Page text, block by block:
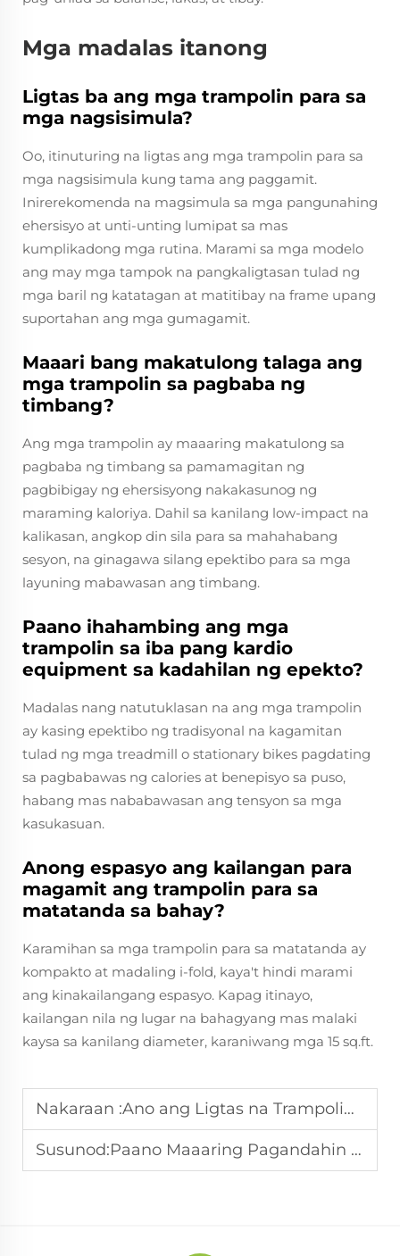
Mga madalas itanong
Ligtas ba ang mga trampolin para sa
mga nagsisimula?
Oo, itinuturing na ligtas ang mga trampolin para sa
mga nagsisimula kung tama ang paggamit.
Inirerekomenda na magsimula sa mga pangunahing
ehersisyo at unti-unting lumipat sa mas
kumplikadong mga rutina. Marami sa mga modelo
ang may mga tampok na pangkaligtasan tulad ng
mga baril ng katatagan at matitibay na frame upang
suportahan ang mga gumagamit.
Maaari bang makatulong talaga ang
mga trampolin sa pagbaba ng
timbang?
Ang mga trampolin ay maaaring makatulong sa
pagbaba ng timbang sa pamamagitan ng
pagbibigay ng ehersisyong nakakasunog ng
maraming kaloriya. Dahil sa kanilang low-impact na
kalikasan, angkop din sila para sa mahahabang
sesyon, na ginagawa silang epektibo para sa mga
layuning mabawasan ang timbang.
Paano ihahambing ang mga
trampolin sa iba pang kardio
equipment sa kadahilan ng epekto?
Madalas nang natutuklasan na ang mga trampolin
ay kasing epektibo ng tradisyonal na kagamitan
tulad ng mga treadmill o stationary bikes pagdating
sa pagbabawas ng calories at benepisyo sa puso,
habang mas nababawasan ang tensyon sa mga
kasukasuan.
Anong espasyo ang kailangan para
magamit ang trampolin para sa
matatanda sa bahay?
Karamihan sa mga trampolin para sa matatanda ay
kompakto at madaling i-fold, kaya't hindi marami
ang kinakailangang espasyo. Kapag itinayo,
kailangan nila ng lugar na bahagyang mas malaki
kaysa sa kanilang diameter, karaniwang mga 15 sq.ft.
Nakaraan :Ano ang Ligtas na Trampolin para sa mga Bata para sa mga Tagapagbenta?
Susunod:Paano Maaaring Pagandahin ng Mini Trampolin ang Iyong Volume ng Benta?